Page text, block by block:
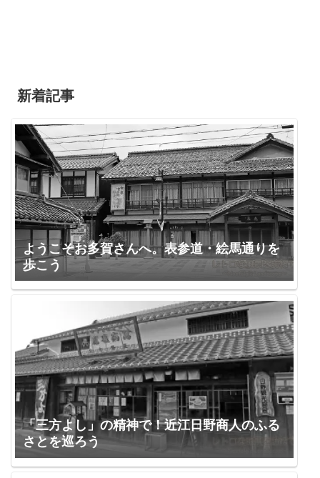
新着記事
ようこそお多賀さんへ。表参道・絵馬通りを
歩こう
「三方よし」の精神で！近江日野商人のふる
さとを巡ろう